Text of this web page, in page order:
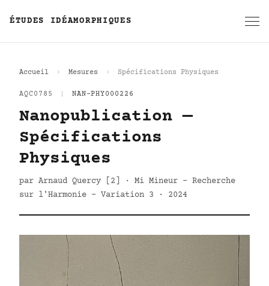
ÉTUDES IDÉAMORPHIQUES
Accueil Mesures Spécifications Physiques
AQC0785 NAN-PHY000226
Nanopublication —
Spécifications
Physiques
par Arnaud Quercy [2] · Mi Mineur - Recherche
sur l'Harmonie - Variation 3 · 2024